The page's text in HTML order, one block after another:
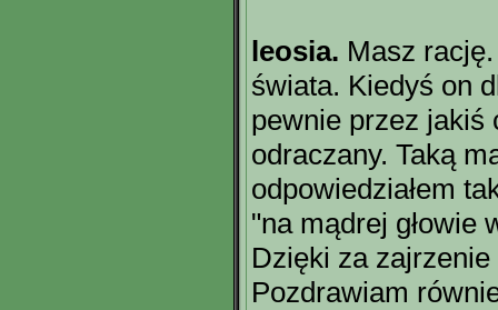
leosia. Masz
świata. Kiedyś on
pewnie przez jakiś
odraczany. Taką
odpowiedziałem
"na mądrej głowie
Dzięki za
Pozdrawiam